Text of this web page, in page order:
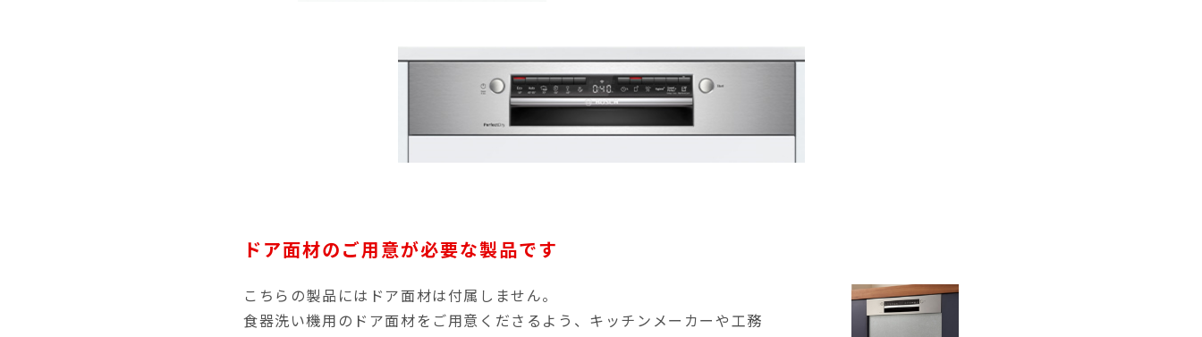
ドア面材のご用意が必要な製品です
こちらの製品にはドア面材は付属しません。
食器洗い機用のドア面材をご用意くださるよう、キッチンメーカーや工務